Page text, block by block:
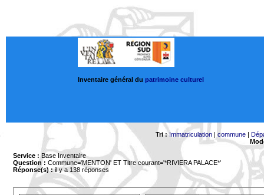
Inventaire général du patrimoine culturel
Tri : Immatriculation |commune |
Service : Base Inventaire
Question : Commune='MENTON' ET Titre courant='*RIVIERA PALACE*'
Réponse(s) :il y a 138 réponses